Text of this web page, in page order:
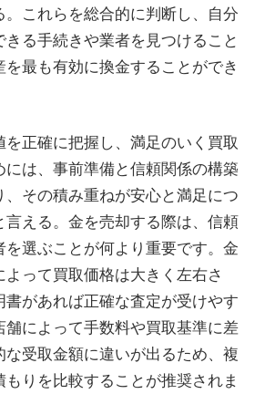
これらを総合的に判断し、自分
る手続きや業者を見つけること
最も有効に換金することができ
を正確に把握し、満足のいく買取
には、事前準備と信頼関係の構築
その積み重ねが安心と満足につ
言える。金を売却する際は、信頼
を選ぶことが何より重要です。金
って買取価格は大きく左右さ
があれば正確な査定が受けやす
舗によって手数料や買取基準に差
受取金額に違いが出るため、複
りを比較することが推奨されま